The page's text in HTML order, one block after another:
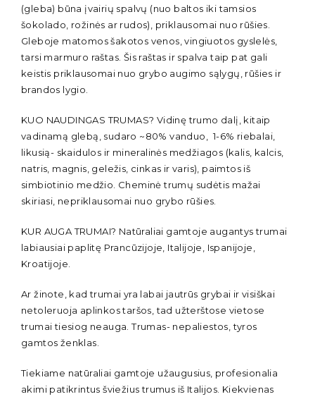
(gleba) būna įvairių spalvų (nuo baltos iki tamsios
šokolado, rožinės ar rudos), priklausomai nuo rūšies.
Gleboje matomos šakotos venos, vingiuotos gyslelės,
tarsi marmuro raštas. Šis raštas ir spalva taip pat gali
keistis priklausomai nuo grybo augimo sąlygų, rūšies ir
brandos lygio.
KUO NAUDINGAS TRUMAS? Vidinę trumo dalį, kitaip
vadinamą glebą, sudaro ~80% vanduo, 1-6% riebalai,
likusią- skaidulos ir mineralinės medžiagos (kalis, kalcis,
natris, magnis, geležis, cinkas ir varis), paimtos iš
simbiotinio medžio. Cheminė trumų sudėtis mažai
skiriasi, nepriklausomai nuo grybo rūšies.
KUR AUGA TRUMAI? Natūraliai gamtoje augantys trumai
labiausiai paplitę Prancūzijoje, Italijoje, Ispanijoje,
Kroatijoje.
Ar žinote, kad trumai yra labai jautrūs grybai ir visiškai
netoleruoja aplinkos taršos, tad užterštose vietose
trumai tiesiog neauga. Trumas- nepaliestos, tyros
gamtos ženklas.
Tiekiame natūraliai gamtoje užaugusius, profesionalia
akimi patikrintus šviežius trumus iš Italijos. Kiekvienas